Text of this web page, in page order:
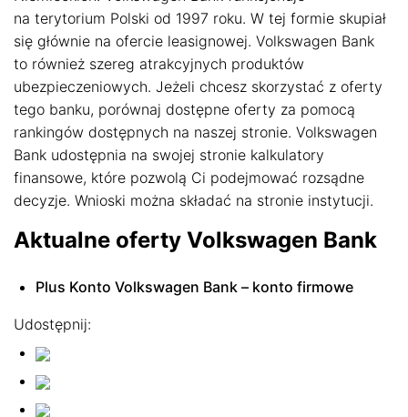
na terytorium Polski od 1997 roku. W tej formie skupiał
się głównie na ofercie leasignowej. Volkswagen Bank
to również szereg atrakcyjnych produktów
ubezpieczeniowych. Jeżeli chcesz skorzystać z oferty
tego banku, porównaj dostępne oferty za pomocą
rankingów dostępnych na naszej stronie. Volkswagen
Bank udostępnia na swojej stronie kalkulatory
finansowe, które pozwolą Ci podejmować rozsądne
decyzje. Wnioski można składać na stronie instytucji.
Aktualne oferty Volkswagen Bank
Plus Konto Volkswagen Bank – konto firmowe
Udostępnij:
Dostosujemy się do Ciebie
Używamy ciasteczek, dzięki którym nasza strona jest dla
Ciebie bardziej przyjazna i działa niezawodnie. Pozwalają
one również dopasować treści i reklamy do Twoich
zainteresowań.
Jeśli się nie zgodzisz, reklamy nadal będą się wyświetlać,
ale nie będą dopasowane do Ciebie
Ustawienia ciasteczek
ciasteczkach i po co je zbieramy.
Oświadczenie o prywatności